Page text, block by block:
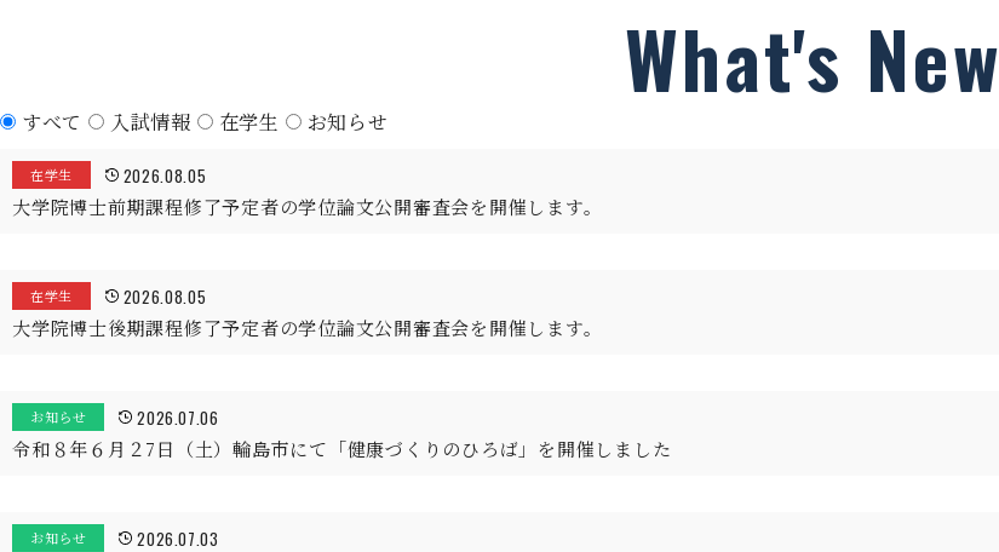
What's New
すべて 入試情報 在学生 お知らせ
在学生 2026.08.05
大学院博士前期課程修了予定者の学位論文公開審査会を開催します。
在学生 2026.08.05
大学院博士後期課程修了予定者の学位論文公開審査会を開催します。
お知らせ 2026.07.06
令和８年６月２7日（土）輪島市にて「健康づくりのひろば」を開催しました
お知らせ 2026.07.03